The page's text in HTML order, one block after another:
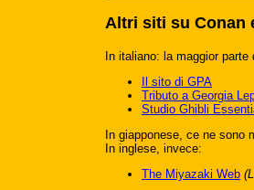
Altri siti su Conan
In italiano: la maggior
Il sito di GPA
Tributo a Georgia
Studio Ghibli
In giapponese, ce ne sono
In inglese, invece:
The Miyazaki Web